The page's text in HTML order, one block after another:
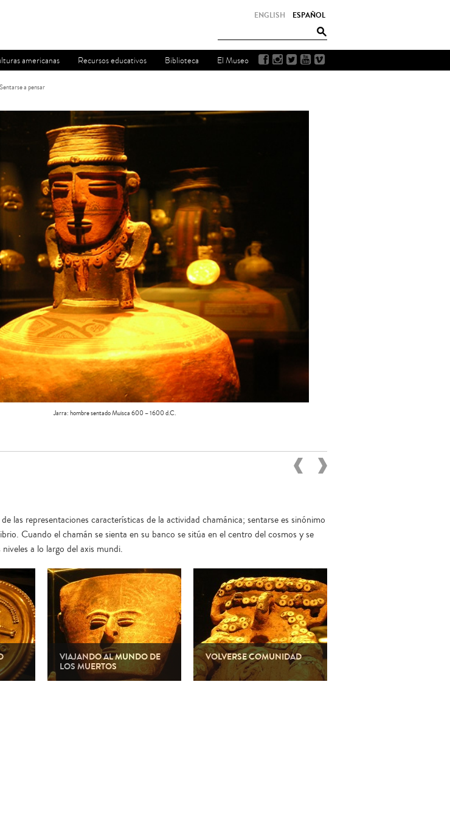
ESPAÑOL
ENGLISH
americanas Recursos educativos Biblioteca El Museo
a pensar
Jarra: hombre sentado Muisca 600 – 1600 d.C.
las representaciones características de la actividad chamánica; sentarse es sinónimo
Cuando el chamán se sienta en su banco se sitúa en el centro del cosmos y se
a lo largo del axis mundi.
VIAJANDO AL MUNDO DE
LOS MUERTOS
VOLVERSE COMUNIDAD